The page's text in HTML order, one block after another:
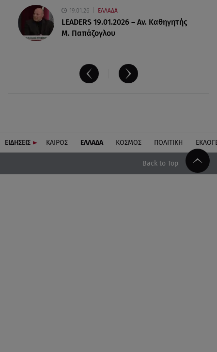
19.01.26 ΕΛΛΑΔΑ
LEADERS 19.01.2026 – Αν. Καθηγητής
Μ. Παπάζογλου
ΕΙΔΗΣΕΙΣ ΚΑΙΡΟΣ ΕΛΛΑΔΑ ΚΟΣΜΟΣ ΠΟΛΙΤΙΚΗ
Back to Top